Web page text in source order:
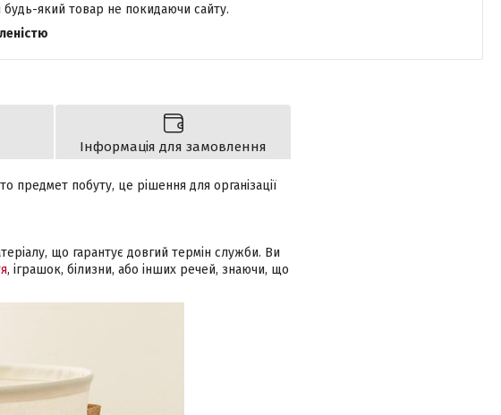
будь-який товар не покидаючи сайту.
Інформація для замовлення
побуту, це рішення для організації
що гарантує довгий термін служби. Ви
, іграшок, білизни, або інших речей, знаючи, що